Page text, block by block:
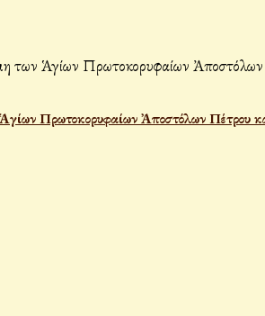
Πρωτοκορυφαίων Ἀποστόλων Πέτρου